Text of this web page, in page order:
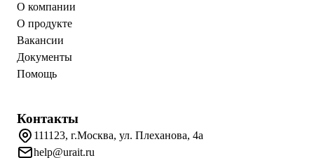
О компании
О продукте
Вакансии
Документы
Помощь
Контакты
111123, г.Москва, ул. Плеханова, 4а
help@urait.ru